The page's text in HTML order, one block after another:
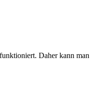
Daher kann man